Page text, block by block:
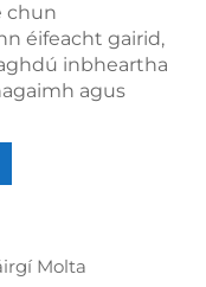
chun
éifeacht gairid,
inbheartha
agus
Molta